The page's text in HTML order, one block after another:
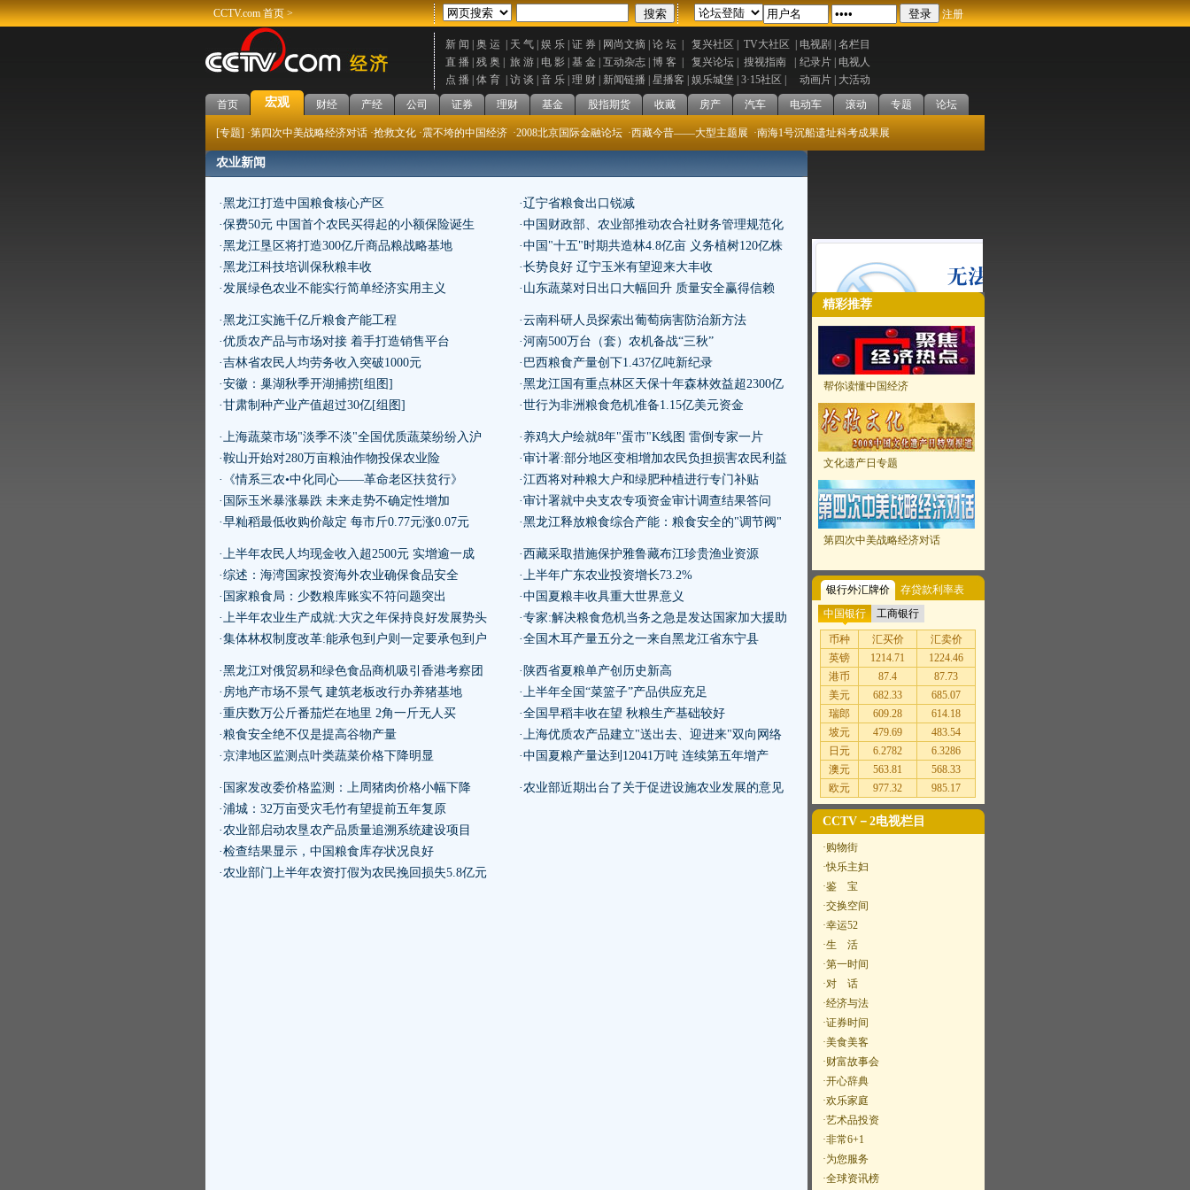
CCTV.com首页> 注册
新 闻 | 奥 运 | 天 气 | 娱 乐 | 证 券 | 网尚文摘 | 论 坛 | 复兴社区 | TV大社区 | 电视剧 | 名栏目
直 播 | 残 奥 | 旅 游 | 电 影 | 基 金 | 互动杂志 | 博 客 | 复兴论坛 | 搜视指南 | 纪录片 | 电视人
点 播 | 体 育 | 访 谈 | 音 乐 | 理 财 | 新闻链播 | 星播客 | 娱乐城堡 | 3·15社区 | 动画片 | 大活动
首页
宏观 财经 产经 公司 证券 理财 基金 股指期货 收藏 房产 汽车 电动车 滚动 专题 论坛
[专题] ·第四次中美战略经济对话 ·抢救文化 ·震不垮的中国经济 ·2008北京国际金融论坛 ·西藏今昔——大型主题展 ·南海1号沉船遗址科考成果展
农业新闻
·黑龙江打造中国粮食核心产区
·保费50元 中国首个农民买得起的小额保险诞生
·黑龙江垦区将打造300亿斤商品粮战略基地
·黑龙江科技培训保秋粮丰收
·发展绿色农业不能实行简单经济实用主义
·辽宁省粮食出口锐减
·中国财政部、农业部推动农合社财务管理规范化
·中国"十五"时期共造林4.8亿亩 义务植树120亿株
·长势良好 辽宁玉米有望迎来大丰收
·山东蔬菜对日出口大幅回升 质量安全赢得信赖
·黑龙江实施千亿斤粮食产能工程
·优质农产品与市场对接 着手打造销售平台
·吉林省农民人均劳务收入突破1000元
·安徽：巢湖秋季开湖捕捞[组图]
·甘肃制种产业产值超过30亿[组图]
·云南科研人员探索出葡萄病害防治新方法
·河南500万台（套）农机备战“三秋”
·巴西粮食产量创下1.437亿吨新纪录
·黑龙江国有重点林区天保十年森林效益超2300亿
·世行为非洲粮食危机准备1.15亿美元资金
·上海蔬菜市场"淡季不淡"全国优质蔬菜纷纷入沪
·鞍山开始对280万亩粮油作物投保农业险
·《情系三农•中化同心——革命老区扶贫行》
·国际玉米暴涨暴跌 未来走势不确定性增加
·早籼稻最低收购价敲定 每市斤0.77元涨0.07元
·养鸡大户绘就8年"蛋市"K线图 雷倒专家一片
·审计署:部分地区变相增加农民负担损害农民利益
·江西将对种粮大户和绿肥种植进行专门补贴
·审计署就中央支农专项资金审计调查结果答问
·黑龙江释放粮食综合产能：粮食安全的"调节阀"
·上半年农民人均现金收入超2500元 实增逾一成
·综述：海湾国家投资海外农业确保食品安全
·国家粮食局：少数粮库账实不符问题突出
·上半年农业生产成就:大灾之年保持良好发展势头
·集体林权制度改革:能承包到户则一定要承包到户
·西藏采取措施保护雅鲁藏布江珍贵渔业资源
·上半年广东农业投资增长73.2%
·中国夏粮丰收具重大世界意义
·专家:解决粮食危机当务之急是发达国家加大援助
·全国木耳产量五分之一来自黑龙江省东宁县
·黑龙江对俄贸易和绿色食品商机吸引香港考察团
·房地产市场不景气 建筑老板改行办养猪基地
·重庆数万公斤番茄烂在地里 2角一斤无人买
·粮食安全绝不仅是提高谷物产量
·京津地区监测点叶类蔬菜价格下降明显
·陕西省夏粮单产创历史新高
·上半年全国“菜篮子”产品供应充足
·全国早稻丰收在望 秋粮生产基础较好
·上海优质农产品建立"送出去、迎进来"双向网络
·中国夏粮产量达到12041万吨 连续第五年增产
·国家发改委价格监测：上周猪肉价格小幅下降
·浦城：32万亩受灾毛竹有望提前五年复原
·农业部启动农垦农产品质量追溯系统建设项目
·检查结果显示，中国粮食库存状况良好
·农业部门上半年农资打假为农民挽回损失5.8亿元
·农业部近期出台了关于促进设施农业发展的意见
精彩推荐
帮你读懂中国经济
文化遗产日专题
第四次中美战略经济对话
银行外汇牌价 存贷款利率表
CCTV－2电视栏目
·购物街
·快乐主妇
·鉴 宝
·交换空间
·幸运52
·生 活
·第一时间
·对 话
·经济与法
·证券时间
·美食美客
·财富故事会
·开心辞典
·欢乐家庭
·艺术品投资
·非常6+1
·为您服务
·全球资讯榜